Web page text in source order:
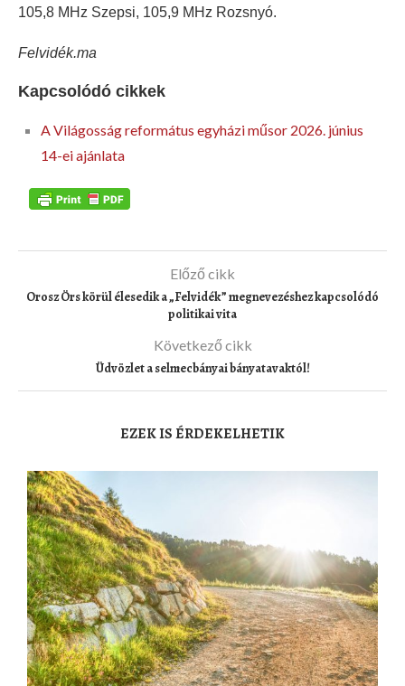
105,8 MHz Szepsi, 105,9 MHz Rozsnyó.
Felvidék.ma
Kapcsolódó cikkek
A Világosság református egyházi műsor 2026. június
14-ei ajánlata
Előző cikk
Orosz Örs körül élesedik a „Felvidék” megnevezéshez kapcsolódó
politikai vita
Következő cikk
Üdvözlet a selmecbányai bányatavaktól!
EZEK IS ÉRDEKELHETIK